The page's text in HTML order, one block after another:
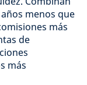
menos que
más
de
más